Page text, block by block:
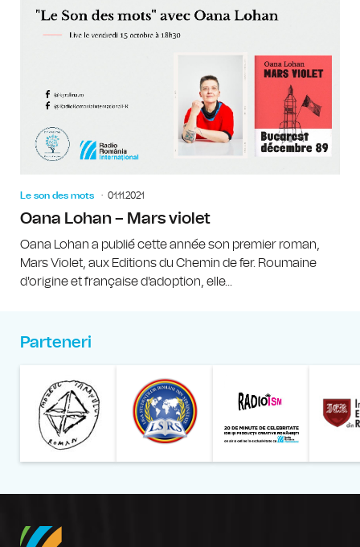
Le son des mots 01.11.2021
Oana Lohan – Mars violet
Oana Lohan a publié cette année son premier roman,
Mars Violet, aux Editions du Chemin de fer. Roumaine
d'origine et française d'adoption, elle...
Parteneri